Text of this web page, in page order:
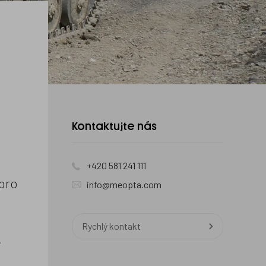
Kontaktujte
Kontaktujte nás
+420 581 241 111
info@meopta.com
Rychlý kontakt